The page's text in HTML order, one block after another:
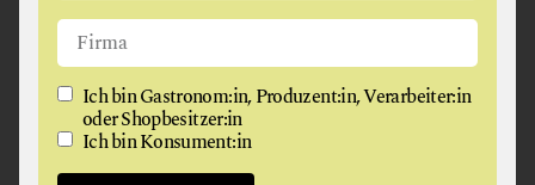
JETZT ANMELDEN
Mit deiner Anmeldung erlaubst du die regelmäßige
Zusendung eines Newsletters und akzeptierst die
Bestimmungen zumDatenschutz
Ich bin Gastronom:in, Produzent:in, Verarbeiter:in
oder Shopbesitzer:in
Ich bin Konsument:in